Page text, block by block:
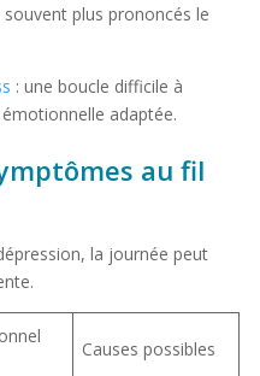
plus prononcés le
: une boucle difficile à
adaptée.
au fil
la journée peut
Causes possibles